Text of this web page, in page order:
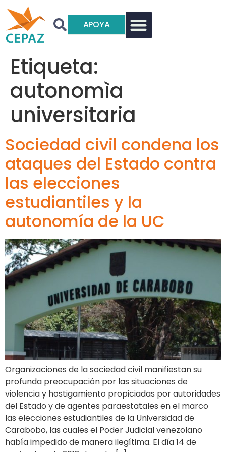
APOYA
Etiqueta:
autonomìa
universitaria
Sociedad civil condena los
ataques del Estado contra
las elecciones
estudiantiles y la
autonomía de la UC
Organizaciones de la sociedad civil manifiestan su
profunda preocupación por las situaciones de
violencia y hostigamiento propiciadas por autoridades
del Estado y de agentes paraestatales en el marco
las elecciones estudiantiles de la Universidad de
Carabobo, las cuales el Poder Judicial venezolano
había impedido de manera ilegítima. El día 14 de